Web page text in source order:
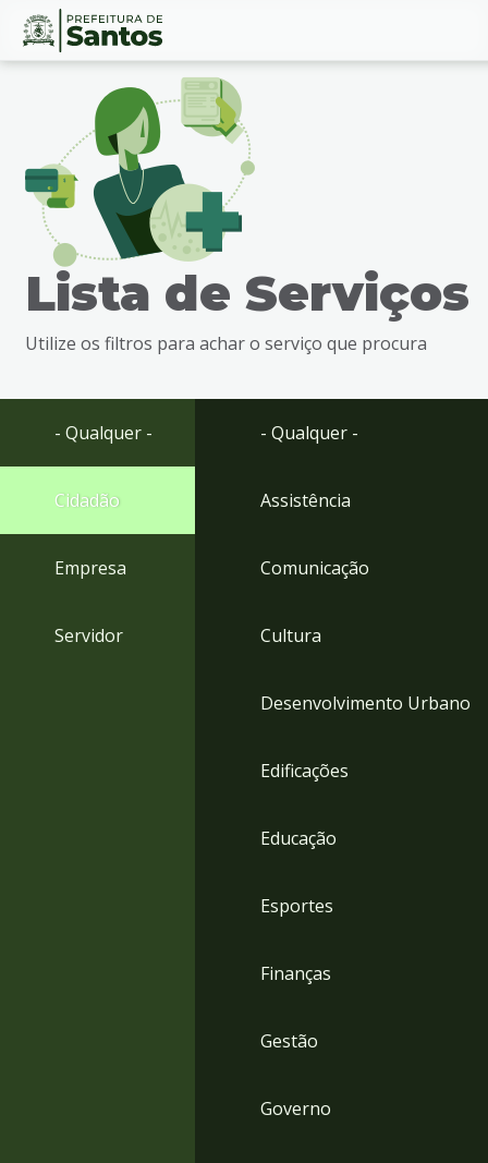
Ir
busca
Ir
rodapé
Conteúdo
Lista de Serviços
Utilize os filtros para achar o serviço que procura
- Qualquer -
Cidadão
Empresa
Servidor
- Qualquer -
Assistência
Comunicação
Cultura
Desenvolvimento Urbano
Edificações
Educação
Esportes
Finanças
Gestão
Governo